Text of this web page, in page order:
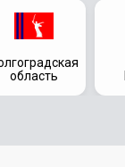
область